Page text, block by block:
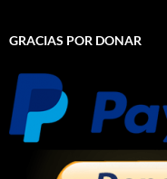
GRACIAS POR DONAR